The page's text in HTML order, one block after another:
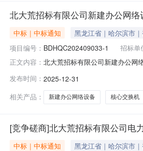
北大荒招标有限公司新建办公网
中标｜中标通知 黑龙江省｜哈尔滨市
项目编号： BDHQC202409033-1 招标单
正文内容： 北大荒招标有限公司新建办公网
≥252/402Mpps，双电源2台，
发布时间： 2025-12-31
相关产品：
新建办公网络设备 核心交换机
[竞争磋商]北大荒招标有限公司电
中标｜中标通知 黑龙江省｜哈尔滨市